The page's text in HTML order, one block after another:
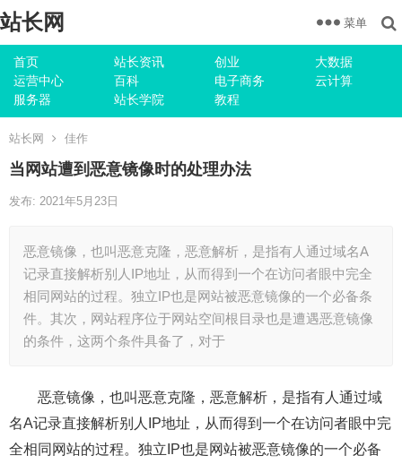
站长网
首页 站长资讯 创业
大数据
运营中心
百科 电子商务
云计算
服务器
站长学院 教程
菜单
站长网 佳作
当网站遭到恶意镜像时的处理办法
发布: 2021年5月23日
恶意镜像，也叫恶意克隆，恶意解析，是指有人通过域名A
记录直接解析别人IP地址，从而得到一个在访问者眼中完全
相同网站的过程。独立IP也是网站被恶意镜像的一个必备条
件。其次，网站程序位于网站空间根目录也是遭遇恶意镜像
的条件，这两个条件具备了，对于
恶意镜像，也叫恶意克隆，恶意解析，是指有人通过域
名A记录直接解析别人IP地址，从而得到一个在访问者眼中完
全相同网站的过程。独立IP也是网站被恶意镜像的一个必备